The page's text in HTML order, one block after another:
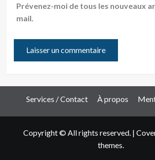
Prévenez-moi de tous les nouveaux
mail.
Services / Contact À propos
Copyright © All rights reserved. |
themes.